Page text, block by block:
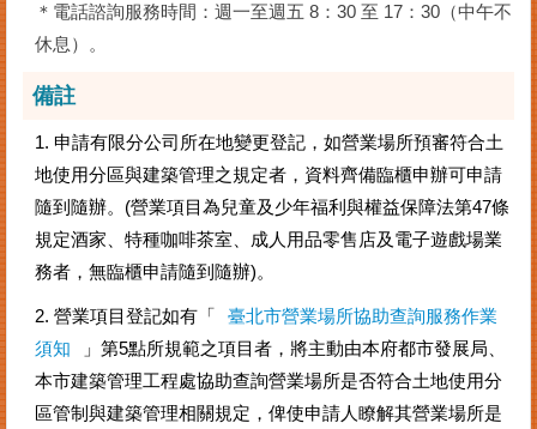
＊電話諮詢服務時間：週一至週五 8：30 至 17：30（中午不
休息）。
備註
1. 申請有限分公司所在地變更登記，如營業場所預審符合土
地使用分區與建築管理之規定者，資料齊備臨櫃申辦可申請
隨到隨辦。(營業項目為兒童及少年福利與權益保障法第47條
規定酒家、特種咖啡茶室、成人用品零售店及電子遊戲場業
務者，無臨櫃申請隨到隨辦)。
2. 營業項目登記如有 「
臺北市營業場所協助查詢服務作業
須知 」 第5點所規範之項目者，將主動由本府都市發展局、
本市建築管理工程處協助查詢營業場所是否符合土地使用分
區管制與建築管理相關規定，俾使申請人瞭解其營業場所是